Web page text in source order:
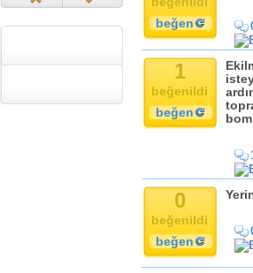
Din
Zaman
beğen
1
beğenildi
beğen
0
beğenildi
beğen